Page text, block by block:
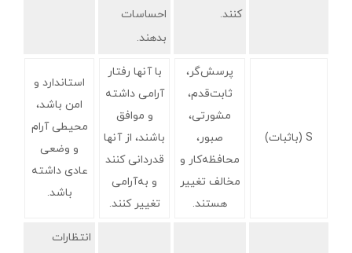
کنند.
احساسات
بدهند.
S (باثبات)
پرسش‌گر،
ثابت‌قدم،
مشورتی،
صبور،
محافظه‌کار و
مخالف تغییر
هستند.
با آنها رفتار
آرامی داشته
و موافق
باشند، از آنها
قدردانی کنند
و به‌آرامی
تغییر کنند.
استاندارد و
امن باشد،
محیطی آرام
و وضعی
عادی‌ داشته
باشد.
انتظارات